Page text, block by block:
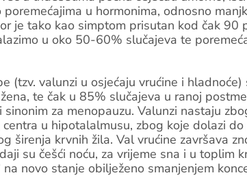
poremećajima u hormonima, odnosno
je tako kao simptom prisutan kod čak 90
u oko 50-60% slučajeva te
(tzv. valunzi u osjećaju vrućine i
te čak u 85% slučajeva u ranoj
za menopauzu. Valunzi nastaju
u hipotalalmusu, zbog koje dolazi
širenja krvnih žila. Val vrućine završava
su češći noću, za vrijeme sna i u toplim
na novo stanje obilježeno smanjenjem